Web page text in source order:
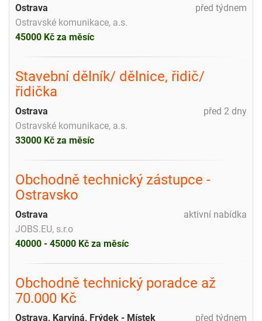
před týdnem
Ostrava
Ostravské komunikace, a.s.
45000 Kč za měsíc
Stavební dělník/ dělnice, řidič/
řidička
před 2 dny
Ostrava
Ostravské komunikace, a.s.
33000 Kč za měsíc
Obchodně technický zástupce -
Ostravsko
aktivní nabídka
Ostrava
JOBS.EU, s.r.o
40000 - 45000 Kč za měsíc
Obchodně technický poradce až
70.000 Kč
před týdnem
Ostrava, Karviná, Frýdek - Místek